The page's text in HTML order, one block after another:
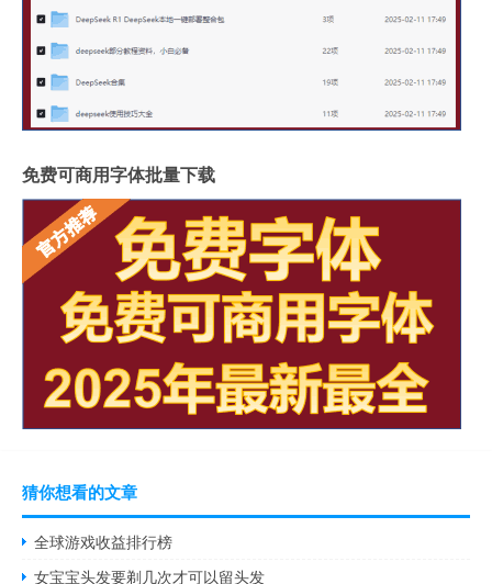
免费可商用字体批量下载
猜你想看的文章
全球游戏收益排行榜
女宝宝头发要剃几次才可以留头发